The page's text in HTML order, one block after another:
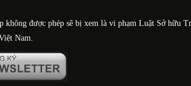
không được phép sẽ bị xem là vi phạm Luật Sở hữu
Nam.